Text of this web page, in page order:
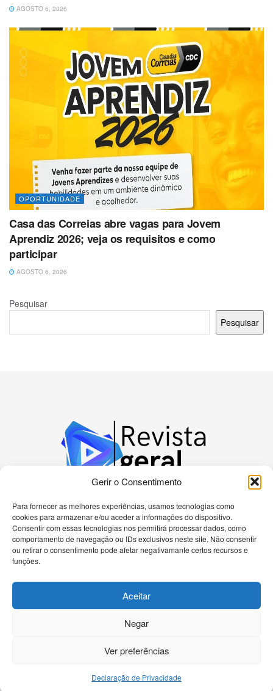
Gerir o Consentimento
Para fornecer as melhores experiências, usamos tecnologias como
cookies para armazenar e/ou aceder a informações do dispositivo.
Consentir com essas tecnologias nos permitirá processar dados, como
comportamento de navegação ou IDs exclusivos neste site. Não consentir
ou retirar o consentimento pode afetar negativamante certos recursos e
funções.
Aceitar
Negar
Ver preferências
Declaração de Privacidade
AGOSTO 6, 2026
OPORTUNIDADE
Casa das Correias abre vagas para Jovem
Aprendiz 2026; veja os requisitos e como
participar
AGOSTO 6, 2026
Pesquisar
Pesquisar
Bem-vindo à nossa plataforma dedicada a
apaixonados por tecnologia! Aqui, você encontrará
as últimas novidades sobre celulares, computadores
e uma gama diversificada de dispositivos eletrônicos.
atualizadas, análises detalhadas e tutoriais passo a
passo para ajudá-lo a navegar no universo
tecnológico de forma eficiente.